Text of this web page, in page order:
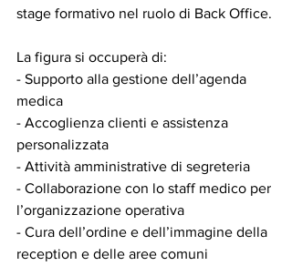
stage formativo nel ruolo di Back Office.
La figura si occuperà di:
- Supporto alla gestione dell’agenda
medica
- Accoglienza clienti e assistenza
personalizzata
- Attività amministrative di segreteria
- Collaborazione con lo staff medico per
l’organizzazione operativa
- ⁠Cura dell’ordine e dell’immagine della
reception e delle aree comuni